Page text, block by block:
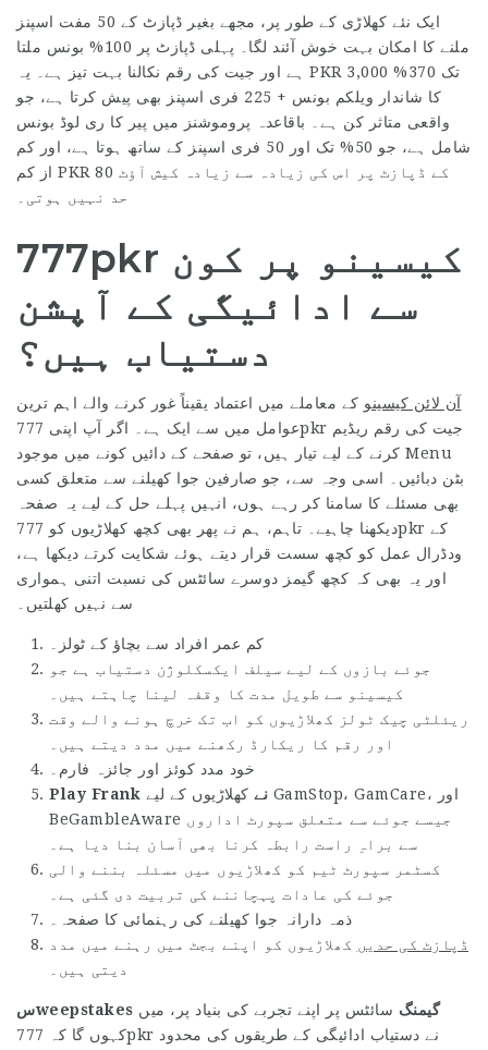
ایک نئے کھلاڑی کے طور پر، مجھے بغیر ڈپازٹ کے 50 مفت اسپنز
ملنے کا امکان بہت خوش آئند لگا۔ پہلی ڈپازٹ پر 100% بونس ملتا
ہے اور جیت کی رقم نکالنا بہت تیز ہے۔ یہ PKR 3,000 تک 370%
کا شاندار ویلکم بونس + 225 فری اسپنز بھی پیش کرتا ہے، جو
واقعی متاثر کن ہے۔ باقاعدہ پروموشنز میں پیر کا ری لوڈ بونس
شامل ہے، جو 50% تک اور 50 فری اسپنز کے ساتھ ہوتا ہے، اور کم
از کم PKR 80 کے ڈپازٹ پر اس کی زیادہ سے زیادہ کیش آؤٹ
حد نہیں ہوتی۔
777pkr کیسینو پر کون
سے ادائیگی کے آپشن
دستیاب ہیں؟
آن لائن کیسینو کے معاملے میں اعتماد یقیناً غور کرنے والے اہم ترین
عوامل میں سے ایک ہے۔ اگر آپ اپنی 777pkr جیت کی رقم ریڈیم
کرنے کے لیے تیار ہیں، تو صفحے کے دائیں کونے میں موجود Menu
بٹن دبائیں۔ اسی وجہ سے، جو صارفین جوا کھیلنے سے متعلق کسی
بھی مسئلے کا سامنا کر رہے ہوں، انہیں پہلے حل کے لیے یہ صفحہ
دیکھنا چاہیے۔ تاہم، ہم نے پھر بھی کچھ کھلاڑیوں کو 777pkr کے
ودڈرال عمل کو کچھ سست قرار دیتے ہوئے شکایت کرتے دیکھا ہے،
اور یہ بھی کہ کچھ گیمز دوسرے سائٹس کی نسبت اتنی ہمواری
سے نہیں کھلتیں۔
کم عمر افراد سے بچاؤ کے ٹولز۔
جوئے بازوں کے لیے سیلف ایکسکلوژن دستیاب ہے جو
کیسینو سے طویل مدت کا وقفہ لینا چاہتے ہیں۔
ریئلٹی چیک ٹولز کھلاڑیوں کو اب تک خرچ ہونے والے وقت
اور رقم کا ریکارڈ رکھنے میں مدد دیتے ہیں۔
خود مدد کوئز اور جائزہ فارم۔
Play Frank نے کھلاڑیوں کے لیے GamStop، GamCare، اور
BeGambleAware جیسے جوئے سے متعلق سپورٹ اداروں
سے براہِ راست رابطہ کرنا بھی آسان بنا دیا ہے۔
کسٹمر سپورٹ ٹیم کو کھلاڑیوں میں مسئلہ بننے والی
جوئے کی عادات پہچاننے کی تربیت دی گئی ہے۔
ذمہ دارانہ جوا کھیلنے کی رہنمائی کا صفحہ۔
ڈپازٹ کی حدیں کھلاڑیوں کو اپنے بجٹ میں رہنے میں مدد
دیتی ہیں۔
سweepstakes گیمنگ سائٹس پر اپنے تجربے کی بنیاد پر، میں
کہوں گا کہ 777pkr نے دستیاب ادائیگی کے طریقوں کی محدود